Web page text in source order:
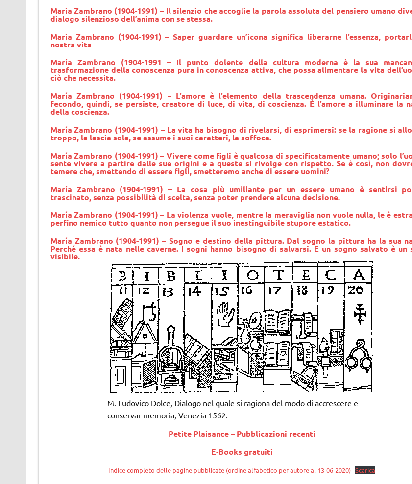
Maria Zambrano (1904-1991) – Il silenzio che accoglie la parola assoluta del pensiero umano
dialogo silenzioso dell’anima con se stessa.
Maria Zambrano (1904-1991) – Saper guardare un’icona significa liberarne l’essenza,
nostra vita
María Zambrano (1904-1991 – Il punto dolente della cultura moderna è la sua
trasformazione della conoscenza pura in conoscenza attiva, che possa alimentare la vita
ciò che necessita.
María Zambrano (1904-1991) – L’amore è l’elemento della trascendenza umana.
fecondo, quindi, se persiste, creatore di luce, di vita, di coscienza. È l’amore a illuminare la
della coscienza.
María Zambrano (1904-1991) – La vita ha bisogno di rivelarsi, di esprimersi: se la ragione si
troppo, la lascia sola, se assume i suoi caratteri, la soffoca.
María Zambrano (1904-1991) – Vivere come figli è qualcosa di specificatamente umano; solo
sente vivere a partire dalle sue origini e a queste si rivolge con rispetto. Se è così, non
temere che, smettendo di essere figli, smetteremo anche di essere uomini?
María Zambrano (1904-1991) – La cosa più umiliante per un essere umano è sentirsi
trascinato, senza possibilità di scelta, senza poter prendere alcuna decisione.
María Zambrano (1904-1991) – La violenza vuole, mentre la meraviglia non vuole nulla, le è
perfino nemico tutto quanto non persegue il suo inestinguibile stupore estatico.
María Zambrano (1904-1991) – Sogno e destino della pittura. Dal sogno la pittura ha la sua
Perché essa è nata nelle caverne. I sogni hanno bisogno di salvarsi. E un sogno salvato è un
visibile.
M. Ludovico Dolce, Dialogo nel quale si ragiona del modo di accrescere e
conservar memoria, Venezia 1562.
Petite Plaisance – Pubblicazioni recenti
E-Books gratuiti
Indice completo delle pagine pubblicate (ordine alfabetico per autore al 13-06-2020) Scarica